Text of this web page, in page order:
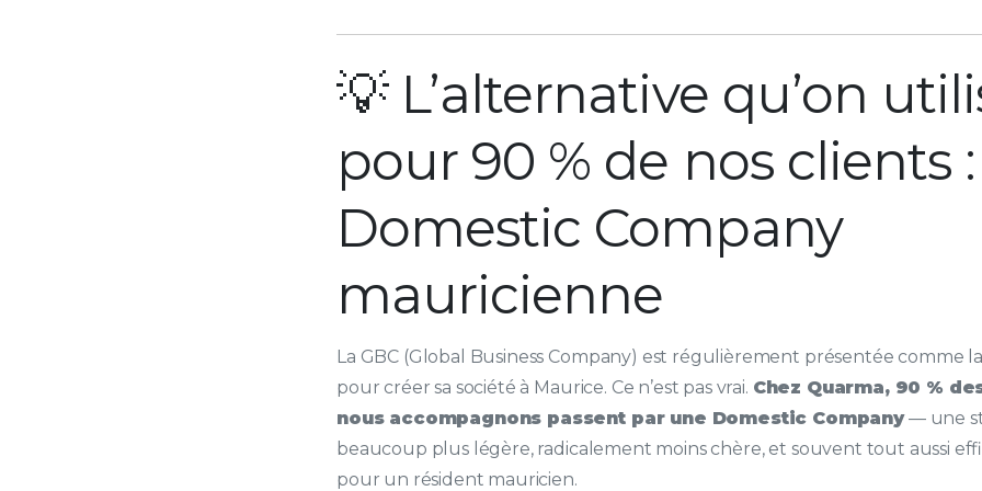
💡 L’alternative qu’on
pour 90 % de nos clients
Domestic Company
mauricienne
La GBC (Global Business Company) est régulièrement présentée comme
pour créer sa société à Maurice. Ce n’est pas vrai. Chez Quarma, 90 %
nous accompagnons passent par une Domestic Company— une
beaucoup plus légère, radicalement moins chère, et souvent tout aussi
pour un résident mauricien.